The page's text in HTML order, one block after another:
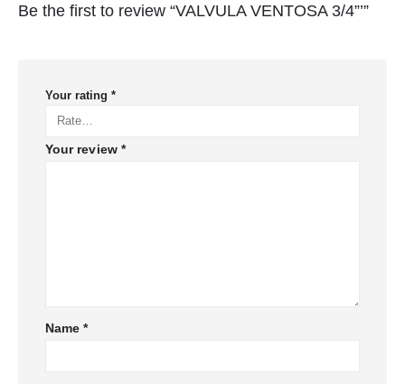
Be the first to review “VALVULA VENTOSA 3/4”’”
Your rating *
Your review *
Name*